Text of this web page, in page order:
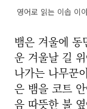
영어로 읽는 이솝
뱀은 겨울에 동
운 겨울날 길
나가는 나무꾼
은 뱀을 코트
음 따뜻한 불